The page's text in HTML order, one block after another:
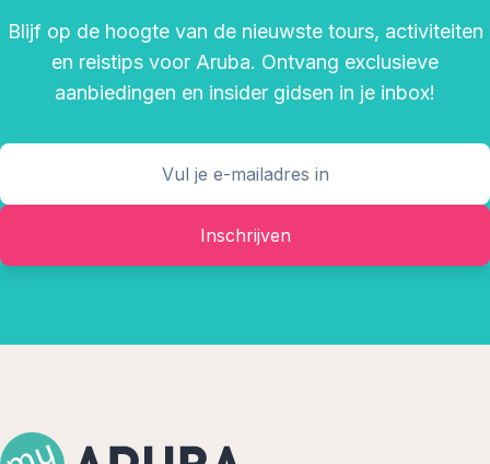
Blijf op de hoogte van de nieuwste tours, activiteiten
en reistips voor Aruba. Ontvang exclusieve
aanbiedingen en insider gidsen in je inbox!
Inschrijven